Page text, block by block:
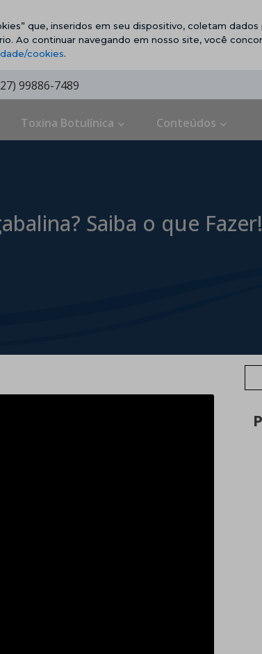
que, inseridos em seu dispositivo, coletam dados
Ao continuar navegando em nosso site, você
cookies.
99886-7489
Toxina Botulínica Conteúdos
Saiba o que Fazer!